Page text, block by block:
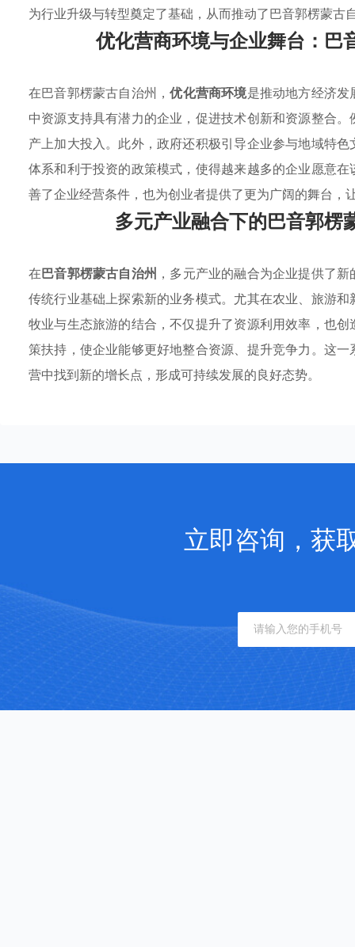
为行业升级与转型奠定了基础，从而推动了巴音郭楞蒙古
优化营商环境与企业舞台：巴
在巴音郭楞蒙古自治州，优化营商环境是推动地方经济发
中资源支持具有潜力的企业，促进技术创新和资源整合
产上加大投入。此外，政府还积极引导企业参与地域特色
体系和利于投资的政策模式，使得越来越多的企业愿意
善了企业经营条件，也为创业者提供了更为广阔的舞台，
多元产业融合下的巴音郭楞
在巴音郭楞蒙古自治州 ，多元产业的融合为企业提供了
传统行业基础上探索新的业务模式。尤其在农业、旅游
牧业与生态旅游的结合，不仅提升了资源利用效率，也
策扶持，使企业能够更好地整合资源、提升竞争力。这
营中找到新的增长点，形成可持续发展的良好态势。
立即咨询，获